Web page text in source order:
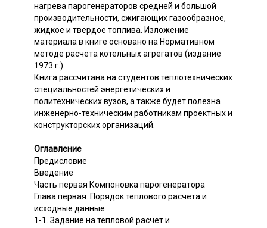
нагрева парогенераторов средней и большой
производительности, сжигающих газообразное,
жидкое и твердое топлива. Изложение
материала в книге основано на Нормативном
методе расчета котельных агрегатов (издание
1973 г.).
Книга рассчитана на студентов теплотехнических
специальностей энергетических и
политехнических вузов, а также будет полезна
инженерно-техническим работникам проектных и
конструкторских организаций.
Оглавление
Предисловие
Введение
Часть первая Компоновка парогенератора
Глава первая. Порядок теплового расчета и
исходные данные
1-1. Задание на тепловой расчет и